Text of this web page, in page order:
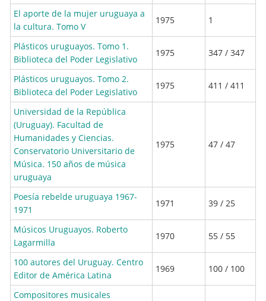
El aporte de la mujer uruguaya a
la cultura. Tomo V
1975 1
Plásticos uruguayos. Tomo 1.
Biblioteca del Poder Legislativo
1975 347 / 347
Plásticos uruguayos. Tomo 2.
Biblioteca del Poder Legislativo
1975 411 / 411
Universidad de la República
(Uruguay). Facultad de
Humanidades y Ciencias.
Conservatorio Universitario de
Música. 150 años de música
uruguaya
1975 47 / 47
Poesía rebelde uruguaya 1967-
1971
1971 39 / 25
Músicos Uruguayos. Roberto
Lagarmilla
1970 55 / 55
100 autores del Uruguay. Centro
Editor de América Latina
1969 100 / 100
Compositores musicales